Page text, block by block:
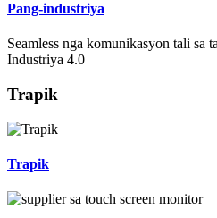
Pang-industriya
Seamless nga komunikasyon tali sa
Industriya 4.0
Trapik
Trapik